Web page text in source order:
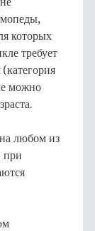
которых
требует
можно
любом из
при